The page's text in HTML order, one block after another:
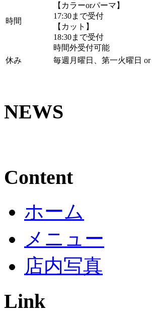
時間
【カラーorパーマ】
17:30まで受付
【カット】
18:30まで受付
時間外受付可能
休み
毎週月曜日、第一火曜日
NEWS
Content
ホーム
メニュー
店内写真
Link